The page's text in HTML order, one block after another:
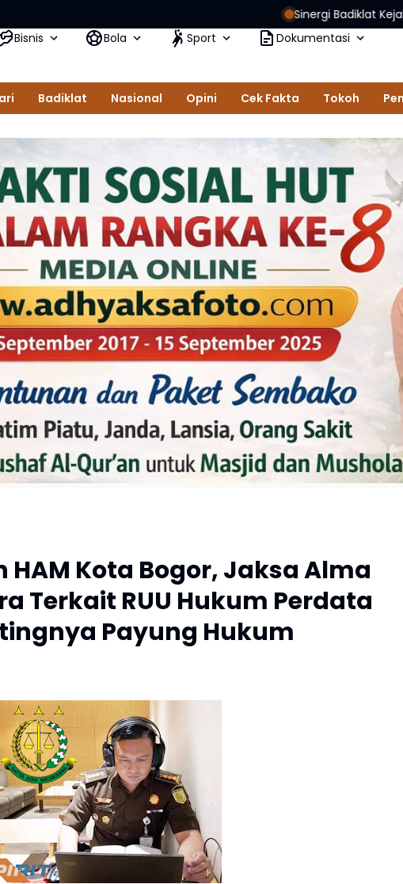
Sinergi Badiklat Kejaksaan RI dan
Bisnis Bola Sport Dokumentasi
Badiklat Nasional Opini Cek Fakta Tokoh
Kota Bogor, Jaksa Alma
Terkait RUU Hukum Perdata
Payung Hukum